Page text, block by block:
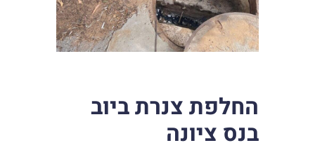
החלפת צנרת ביוב
בנס ציונה